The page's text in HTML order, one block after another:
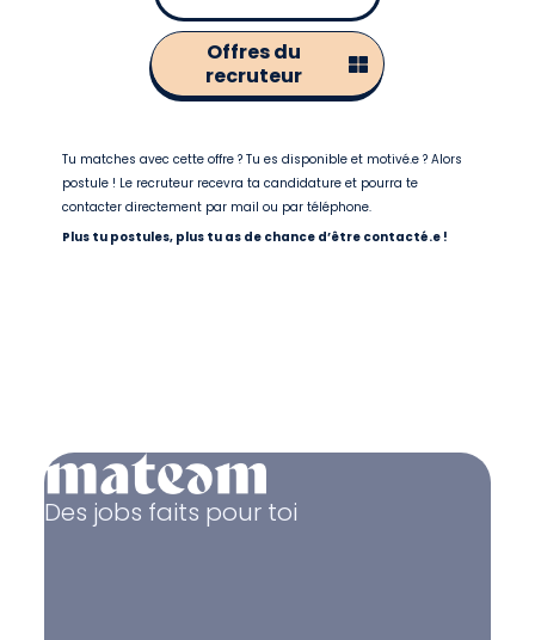
Offres du
recruteur
Tu matches avec cette offre ? Tu es disponible et motivé.e ? Alors
postule ! Le recruteur recevra ta candidature et pourra te
contacter directement par mail ou par téléphone.
Plus tu postules, plus tu as de chance d’être contacté.e !
Des jobs faits pour toi